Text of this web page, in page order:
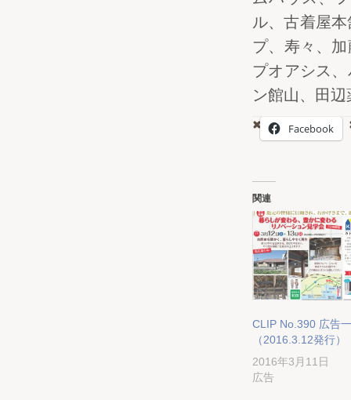
ル、古着屋
プ、寿々、
プオアシス
ン館山、田
Facebook
関連
CLIP No.390 広告
（2016.3.12発行）
2016年3月11日
広告